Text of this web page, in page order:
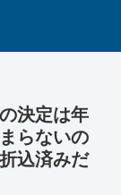
決定は年
らないの
込済みだ